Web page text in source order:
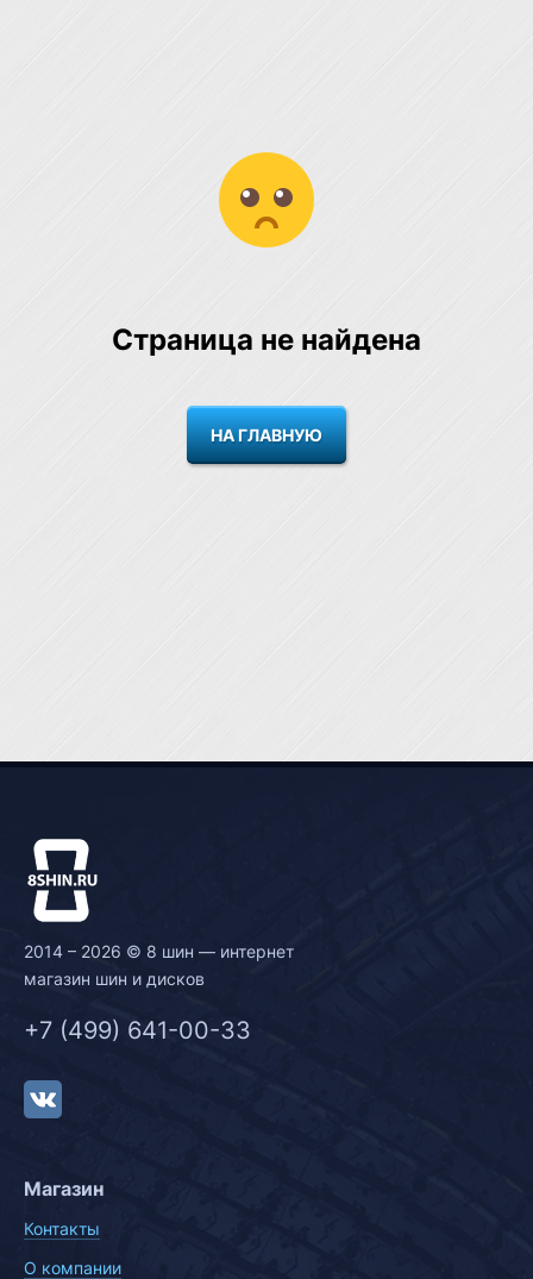
Страница не найдена
НА ГЛАВНУЮ
2014 – 2026 © 8 шин — интернет
магазин шин и дисков
+7 (499) 641-00-33
Магазин
Контакты
О компании